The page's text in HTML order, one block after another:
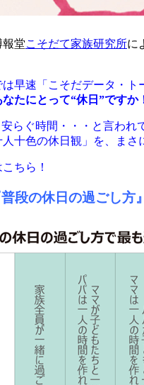
報堂こそだて家族研究所に
は早速「こそだデータ・ト
なたにとって“休日”です
らぐ時間・・・と言われ
十色の休日観」を、まさ
ちら！
の休日の過ごし方』